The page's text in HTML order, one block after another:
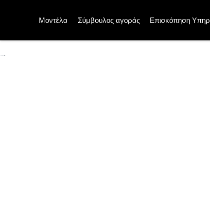
Μοντέλα Σύμβουλος αγοράς Επισκόπηση